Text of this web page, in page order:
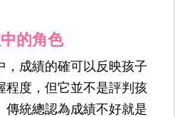
的角色
，成績的確可以反映孩子
程度，但它並不是評判孩
傳統總認為成績不好就是